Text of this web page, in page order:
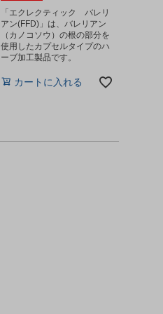
「エクレクティック バレリ
アン(FFD)」は、バレリアン
（カノコソウ）の根の部分を
使用したカプセルタイプのハ
ーブ加工製品です。
カートに入れる